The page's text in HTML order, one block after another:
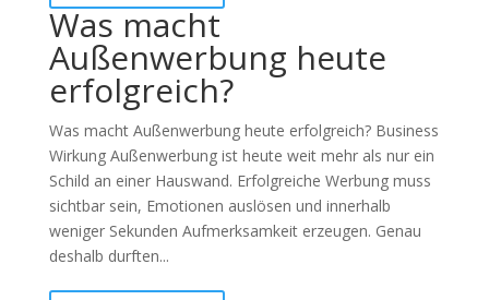
Was macht
Außenwerbung heute
erfolgreich?
Was macht Außenwerbung heute erfolgreich? Business
Wirkung Außenwerbung ist heute weit mehr als nur ein
Schild an einer Hauswand. Erfolgreiche Werbung muss
sichtbar sein, Emotionen auslösen und innerhalb
weniger Sekunden Aufmerksamkeit erzeugen. Genau
deshalb durften...